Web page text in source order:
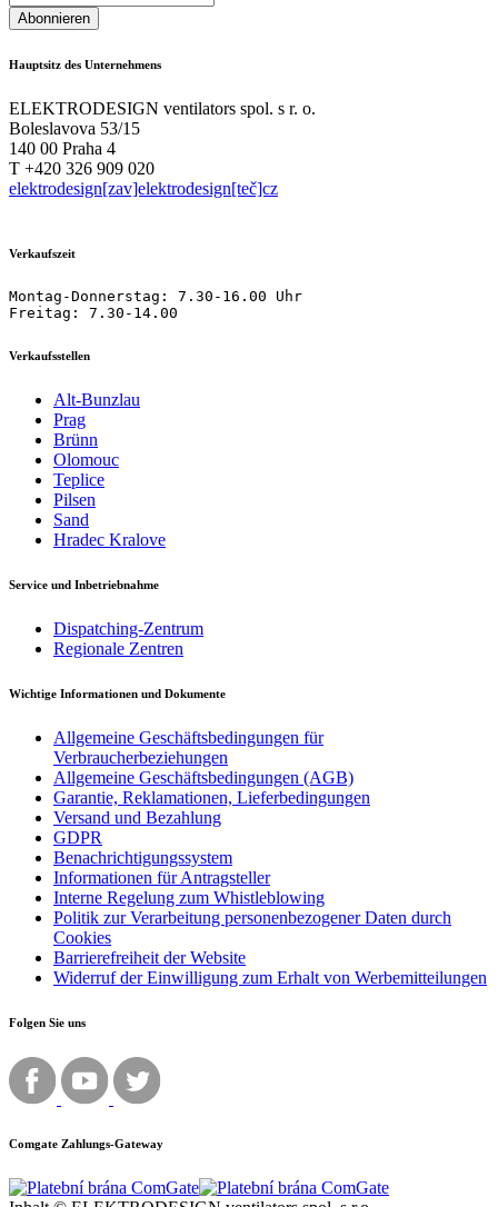
Hauptsitz des Unternehmens
ELEKTRODESIGN ventilators spol. s r. o.
Boleslavova 53/15
140 00 Praha 4
T +420 326 909 020
elektrodesign[zav]elektrodesign[teč]cz
Verkaufszeit
Montag-Donnerstag: 7.30-16.00 Uhr
Freitag: 7.30-14.00
Verkaufsstellen
Alt-Bunzlau
Prag
Brünn
Olomouc
Teplice
Pilsen
Sand
Hradec Kralove
Service und Inbetriebnahme
Dispatching-Zentrum
Regionale Zentren
Wichtige Informationen und Dokumente
Allgemeine Geschäftsbedingungen für
Verbraucherbeziehungen
Allgemeine Geschäftsbedingungen (AGB)
Garantie, Reklamationen, Lieferbedingungen
Versand und Bezahlung
GDPR
Benachrichtigungssystem
Informationen für Antragsteller
Interne Regelung zum Whistleblowing
Politik zur Verarbeitung personenbezogener Daten durch
Cookies
Barrierefreiheit der Website
Widerruf der Einwilligung zum Erhalt von Werbemitteilungen
Folgen Sie uns
Comgate Zahlungs-Gateway